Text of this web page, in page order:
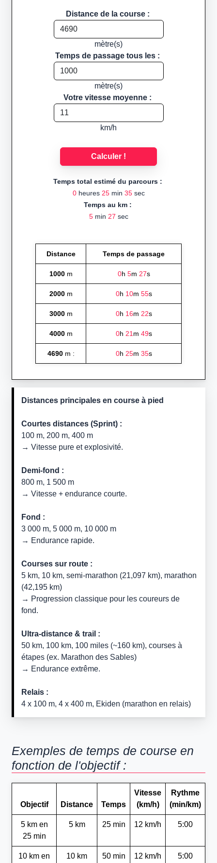
Distance de la course :
mètre(s)
Temps de passage tous les :
mètre(s)
Votre vitesse moyenne :
km/h
Calculer !
Temps total estimé du parcours :
0heures 25min 35sec
Temps au km :
5min 27 sec
Distance Temps de passage
1000m 0h 5m 27s
2000m 0h 10m 55s
3000m 0h 16m 22s
4000m 0h 21m 49s
4690m : 0h 25m 35s
Distances principales en course à pied
Courtes distances (Sprint) :
100 m, 200 m, 400 m
→ Vitesse pure et explosivité.
Demi-fond :
800 m, 1 500 m
→ Vitesse + endurance courte.
Fond :
3 000 m, 5 000 m, 10 000 m
→ Endurance rapide.
Courses sur route :
5 km, 10 km, semi-marathon (21,097 km), marathon
(42,195 km)
→ Progression classique pour les coureurs de
fond.
Ultra-distance & trail :
50 km, 100 km, 100 miles (~160 km), courses à
étapes (ex. Marathon des Sables)
→ Endurance extrême.
Relais :
4 x 100 m, 4 x 400 m, Ekiden (marathon en relais)
Exemples de temps de course en
fonction de l'objectif :
Objectif Distance Temps
Vitesse
(km/h)
Rythme
(min/km)
5 km en
25 min
5 km 25 min 12 km/h 5:00
10 km en
10 km 50 min 12 km/h 5:00